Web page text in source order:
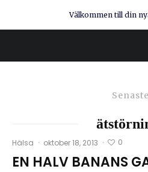
Välkommen till din
Senaste
Hälsa · oktober 18, 2013 · 0
EN HALV BANANS